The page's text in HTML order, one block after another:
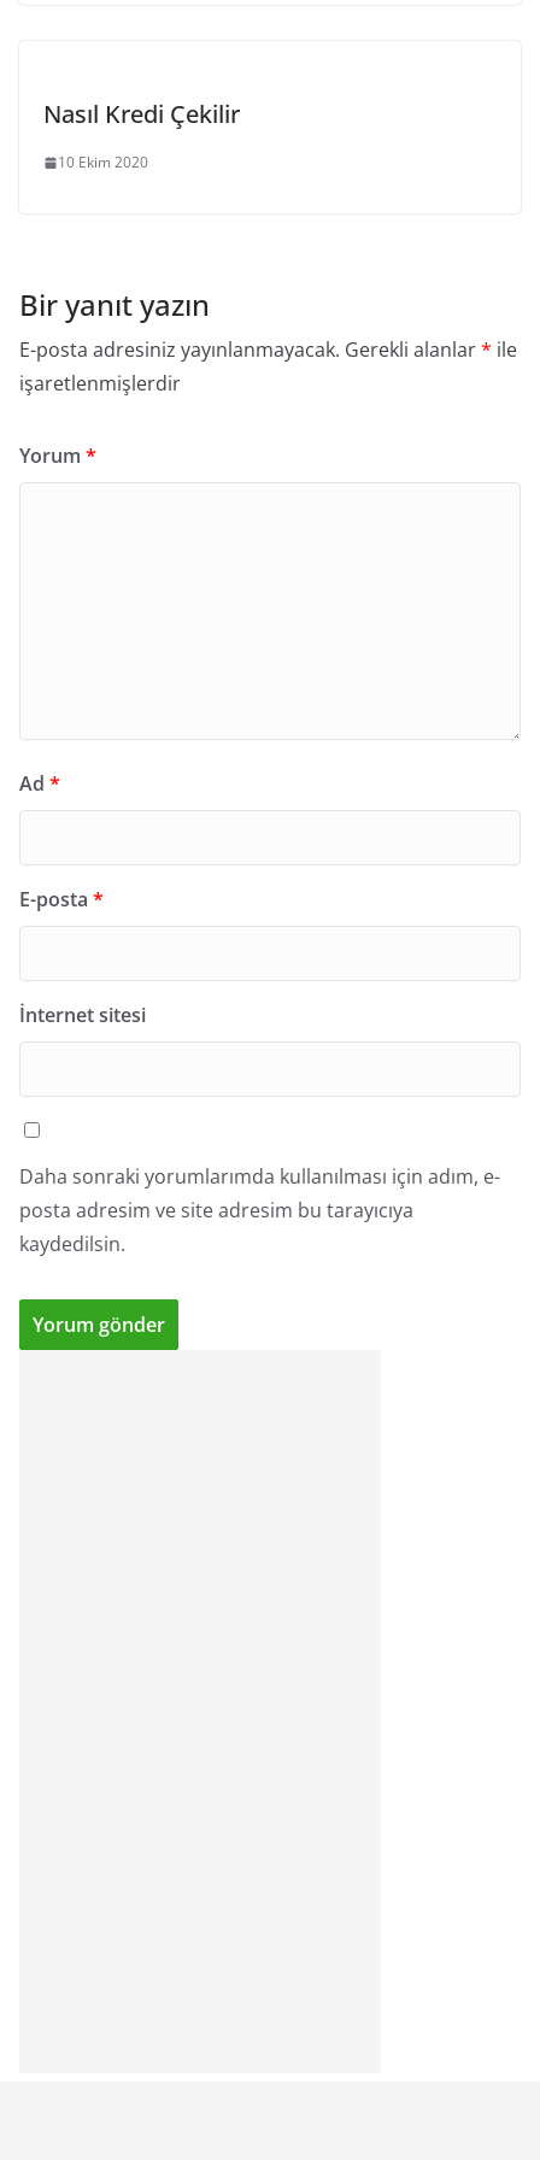
Nasıl Kredi Çekilir
10 Ekim 2020
Bir yanıt yazın
E-posta adresiniz yayınlanmayacak. Gerekli alanlar* ile
işaretlenmişlerdir
Yorum *
Ad *
E-posta *
İnternet sitesi
Daha sonraki yorumlarımda kullanılması için adım, e-
posta adresim ve site adresim bu tarayıcıya
kaydedilsin.